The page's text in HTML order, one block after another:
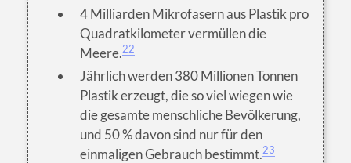
4 Milliarden Mikrofasern aus Plastik pro
Quadratkilometer vermüllen die
Meere.22
Jährlich werden 380 Millionen Tonnen
Plastik erzeugt, die so viel wiegen wie
die gesamte menschliche Bevölkerung,
und 50 % davon sind nur für den
einmaligen Gebrauch bestimmt.23